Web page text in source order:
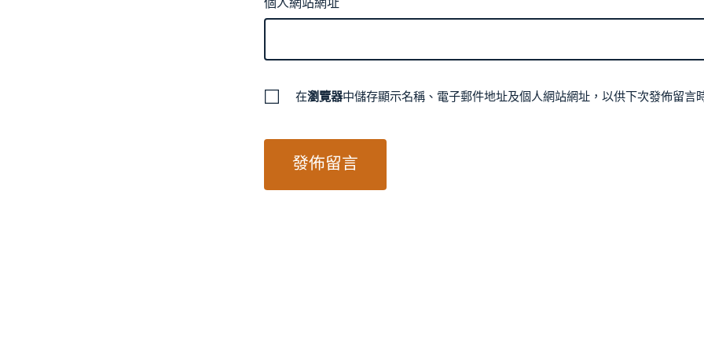
在瀏覽器中儲存顯示名稱、電子郵件地址及個人網站網址，以供下次發佈留言